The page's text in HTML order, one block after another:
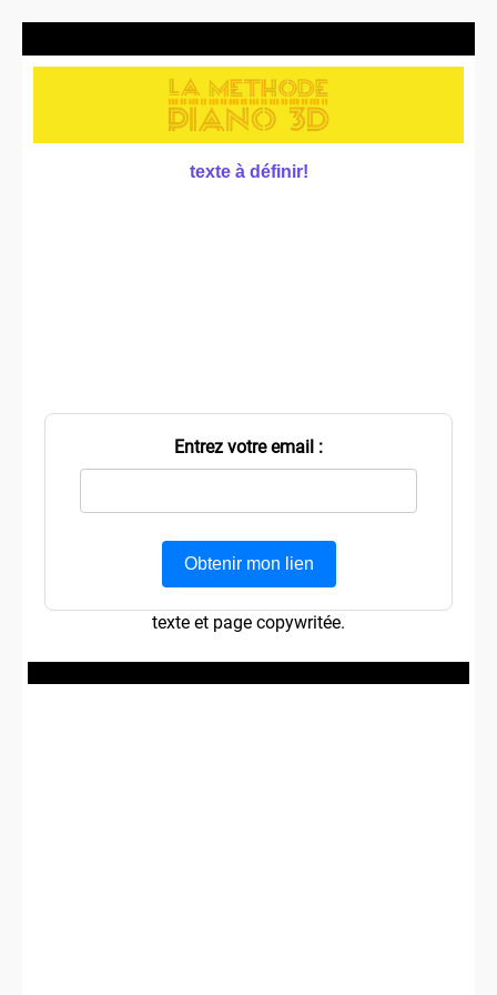
texte à définir!
Entrez votre email :
Obtenir mon lien
texte et page copywritée.